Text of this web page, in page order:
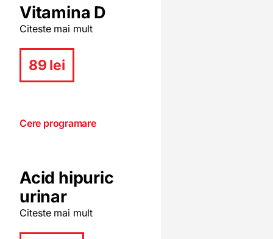
Vitamina D
Citeste mai mult
89 lei
Cere programare
Acid hipuric
urinar
Citeste mai mult